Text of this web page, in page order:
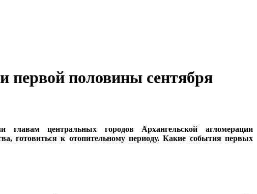
первой половины сентября
центральных городов Архангельской агломерации
готовиться к отопительному периоду. Какие события первых